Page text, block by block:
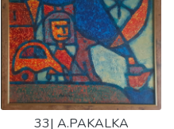
33| A.PAKALKA